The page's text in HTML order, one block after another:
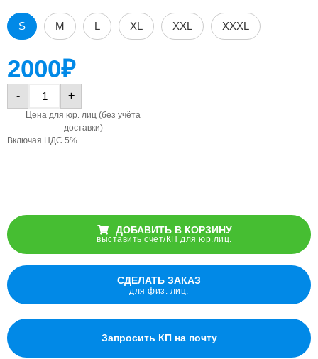
S M L XL XXL XXXL
2000₽
- +
Цена для юр. лиц (без учёта
доставки)
Включая НДС 5%
ДОБАВИТЬ В КОРЗИНУ
выставить счет/КП для юр.лиц.
СДЕЛАТЬ ЗАКАЗ
для физ. лиц.
Запросить КП на почту